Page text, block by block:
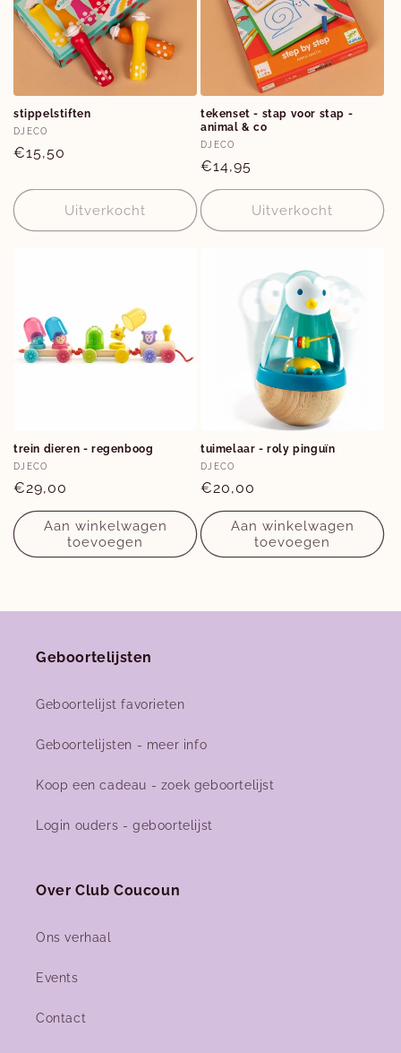
stippelstiften
Verkoper:
DJECO
Normale
€15,50
Uitverkocht
tekenset - stap voor stap -
animal & co
Verkoper:
DJECO
Normale
prijs
€14,95
Uitverkocht
trein dieren - regenboog
Verkoper:
DJECO
Normale
prijs
€29,00
Aan winkelwagen
toevoegen
tuimelaar - roly pinguïn
Verkoper:
DJECO
Normale
prijs
€20,00
Aan winkelwagen
toevoegen
Geboortelijsten
Geboortelijst favorieten
Geboortelijsten - meer info
Koop een cadeau - zoek geboortelijst
Login ouders - geboortelijst
Over Club Coucoun
Ons verhaal
Events
Contact